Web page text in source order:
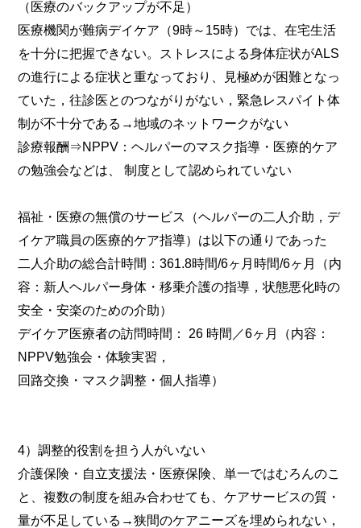
（医療のバックアップが不足）
医療機関が難病デイケア（9時～15時）では、在宅生活
を十分に把握できない。ストレスによる身体症状がALS
の進行による症状と重なっており、見極めが困難となっ
ていた，往診医とのつながりがない，緊急レスパイト体
制が不十分である→地域のネットワークがない
診療報酬⇒NPPV：ヘルパーのマスク指導・医療的ケア
の勉強会などは、 制度として認められていない
福祉・医療の無償のサービス（ヘルパーの二人介助，デ
イケア職員の医療的ケア指導）は以下の通りであった
二人介助の総合計時間：361.8時間/6ヶ月時間/6ヶ月（内
容：新人ヘルパー身体・移乗介護の指導，状態悪化時の
安全・安楽のための介助）
デイケア医療者の訪問時間： 26 時間／6ヶ月（内容：
NPPV勉強会・体験実習，
回路交換・マスク調整・個人指導）
4）調整的役割を担う人がいない
介護保険・自立支援法・医療保険、単一ではむろんのこ
と、複数の制度を組み合わせても、ケアサービスの質・
量が不足している→狭間のケアニーズを埋められない，